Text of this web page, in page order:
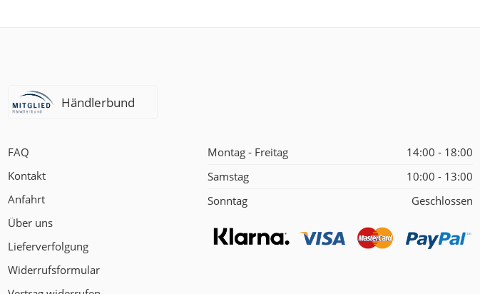
Händlerbund
FAQ
Kontakt
Anfahrt
Über uns
Lieferverfolgung
Widerrufsformular
Montag - Freitag
14:00 - 18:00
Samstag
10:00 - 13:00
Sonntag
Geschlossen